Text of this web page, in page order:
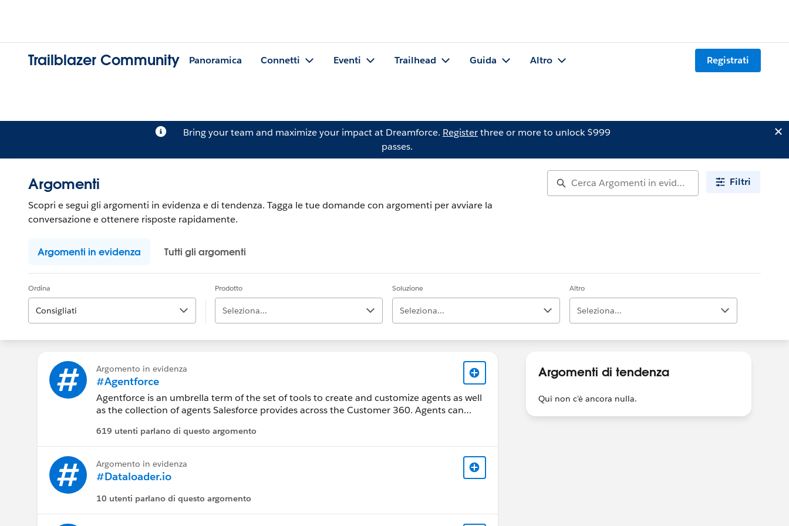
Trailblazer Community Panoramica Connetti Eventi Trailhead Guida Altro Registrati
Bring your team and maximize your impact at Dreamforce. Registerthree or more to unlock $999
passes.
Argomenti
Scopri e segui gli argomenti in evidenza e di tendenza. Tagga le tue domande con argomenti per avviare la
conversazione e ottenere risposte rapidamente.
Filtri
Argomenti in evidenza Tutti gli argomenti
Ordina
Consigliati
Prodotto
Seleziona...
Soluzione
Seleziona...
Altro
Seleziona...
Argomento in evidenza
#Agentforce
Agentforce is an umbrella term of the set of tools to create and customize agents as well
as the collection of agents Salesforce provides across the Customer 360. Agents can
619 utenti parlano di questo argomento
Argomento in evidenza
#Dataloader.io
10 utenti parlano di questo argomento
Argomenti di tendenza
Qui non c'è ancora nulla.